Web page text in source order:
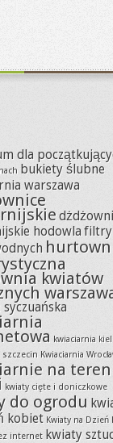
dla
bukiety ślubne
warszawa
hodowla filtry
kwiatów
syczuańska
kwiaciarnia
szczecin Kwiaciarnia
na
kwiaty cięte i doniczkowe
do ogrodu
kobiet Kwiaty na Dzień
internet kwiaty